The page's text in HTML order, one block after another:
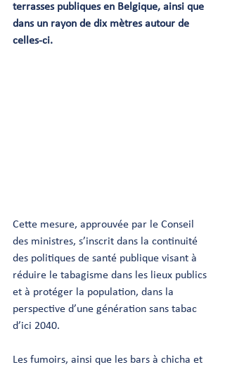
terrasses publiques en Belgique, ainsi que
dans un rayon de dix mètres autour de
celles-ci.
Cette mesure, approuvée par le Conseil
des ministres, s’inscrit dans la continuité
des politiques de santé publique visant à
réduire le tabagisme dans les lieux publics
et à protéger la population, dans la
perspective d’une génération sans tabac
d’ici 2040.
Les fumoirs, ainsi que les bars à chicha et